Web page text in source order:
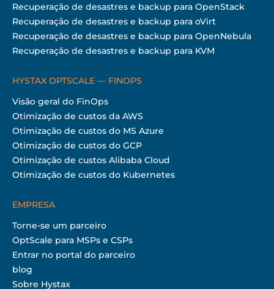
Recuperação de desastres e backup para OpenStack
Recuperação de desastres e backup para oVirt
Recuperação de desastres e backup para OpenNebula
Recuperação de desastres e backup para KVM
HYSTAX OPTSCALE — FINOPS
Visão geral do FinOps
Otimização de custos da AWS
Otimização de custos do MS Azure
Otimização de custos do GCP
Otimização de custos Alibaba Cloud
Otimização de custos do Kubernetes
EMPRESA
Torne-se um parceiro
OptScale para MSPs e CSPs
Entrar no portal do parceiro
blog
Sobre Hystax